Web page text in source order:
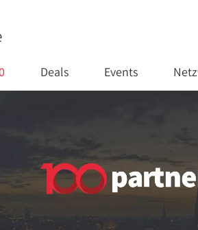
Deals Events